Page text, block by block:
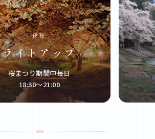
夜桜
ライトアップ
桜まつり期間中毎日
18:30〜21:00